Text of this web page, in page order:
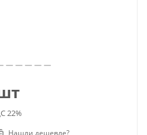
22%
Нашли дешевле?